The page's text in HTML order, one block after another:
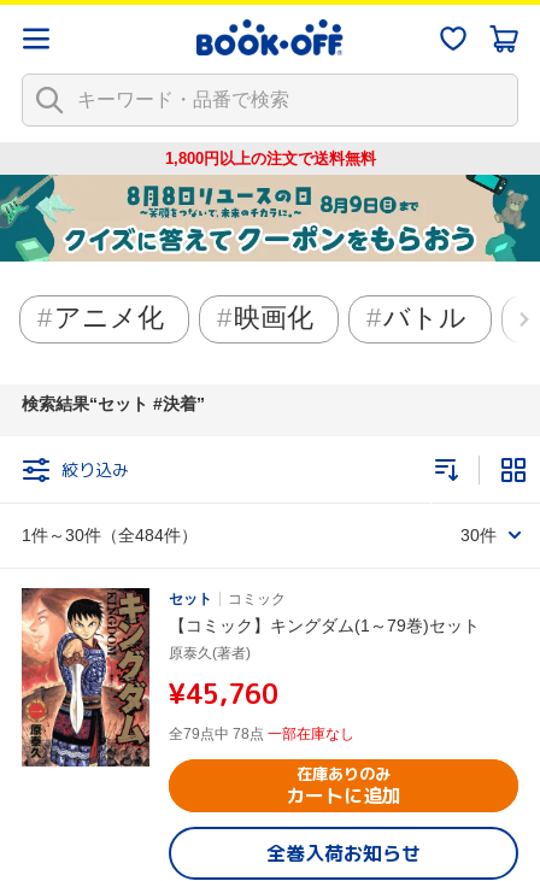
1,800円以上の注文で送料無料
アニメ化 映画化 バトル
検索結果 セット #決着
絞り込み
1件～30件（全484件） 30件
セット コミック
【コミック】キングダム(1～79巻)セット
原泰久(著者)
¥45,760
全79点中 78点 一部在庫なし
在庫ありのみ
カートに追加
全巻入荷お知らせ